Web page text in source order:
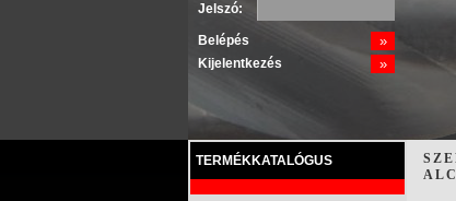
Jelszó:
Belépés »
Kijelentkezés »
TERMÉKKATALÓGUS